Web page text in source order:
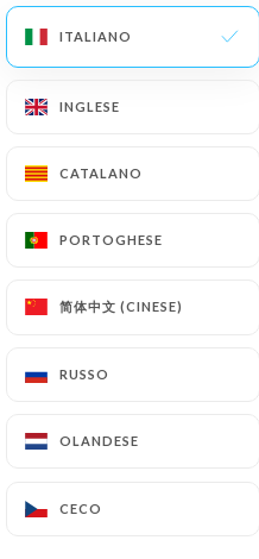
ITALIANO
INGLESE
CATALANO
PORTOGHESE
简体中文 (CINESE)
RUSSO
OLANDESE
CECO
ITALIANO
INGLESE
CATALANO
PORTOGHESE
简体中文 (CINESE)
RUSSO
OLANDESE
CECO